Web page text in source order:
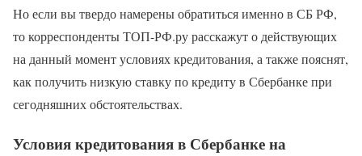
Но если вы твердо намерены обратиться именно в СБ РФ,
то корреспонденты ТОП-РФ.ру расскажут о действующих
на данный момент условиях кредитования, а также пояснят,
как получить низкую ставку по кредиту в Сбербанке при
сегодняшних обстоятельствах.
Условия кредитования в Сбербанке на